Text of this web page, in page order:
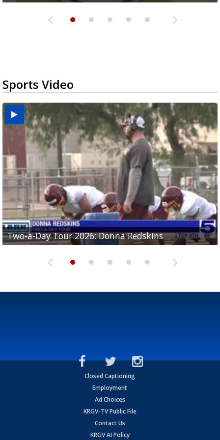
Sports Video
Two-a-Day Tour 2026: Donna Redskins
Two-a-Day Tour 2026: Brownsville Pace Vikings
Two-a-Day Tour 2026: La Joya Coyotes
Two-a-Day Tour 2026: Rio Hondo Bobcats
Two-a-Day Tour 2026: Brownsville St. Joseph
Bloodhounds
Closed Captioning
Employment
Ad Choices
KRGV-TV Public File
Contact Us
KRGV AI Policy